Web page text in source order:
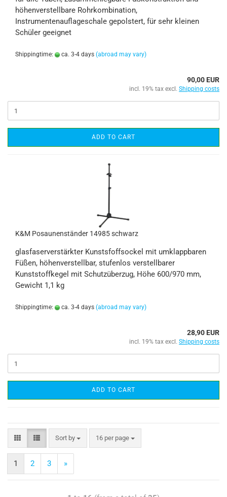
höhenverstellbare Rohrkombination,
Instrumentenauflageschale gepolstert, für sehr kleinen
Schüler geeignet
Shippingtime: ca. 3-4 days (abroad may vary)
90,00 EUR
incl. 19% tax excl. Shipping costs
ADD TO CART
K&M Posaunenständer 14985 schwarz
glasfaserverstärkter Kunstsfoffsockel mit umklappbaren
Füßen, höhenverstellbar, stufenlos verstellbarer
Kunststoffkegel mit Schutzüberzug, Höhe 600/970 mm,
Gewicht 1,1 kg
Shippingtime: ca. 3-4 days (abroad may vary)
28,90 EUR
incl. 19% tax excl. Shipping costs
ADD TO CART
Sort by 16 per page
1 2 3 »